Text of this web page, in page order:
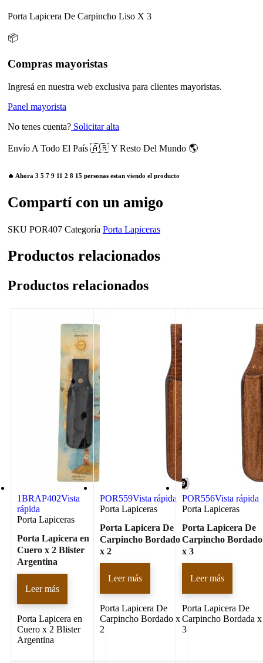
Porta Lapicera De Carpincho Liso X 3
📦
Compras mayoristas
Ingresá en nuestra web exclusiva para clientes mayoristas.
Panel mayorista
No tenes cuenta? Solicitar alta
Envío A Todo El País 🇦🇷 Y Resto Del Mundo 🌎
🔥 Ahora 3 5 7 9 11 2 8 15 personas estan viendo el producto
Compartí con un amigo
SKU POR407 Categoría Porta Lapiceras
Productos relacionados
Productos relacionados
1BRAP402Vista
rápida
Porta Lapiceras
Porta Lapicera en
Cuero x 2 Blister
Argentina
Leer más
Porta Lapicera en
Cuero x 2 Blister
Argentina
POR559Vista rápida
Porta Lapiceras
Porta Lapicera De
Carpincho Bordado
x 2
Leer más
Porta Lapicera De
Carpincho Bordado x
2
POR556Vista rápida
Porta Lapiceras
Porta Lapicera De
Carpincho Bordado
x 3
Leer más
Porta Lapicera De
Carpincho Bordada x
3